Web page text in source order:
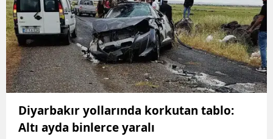
Diyarbakır yollarında korkutan tablo:
Altı ayda binlerce yaralı